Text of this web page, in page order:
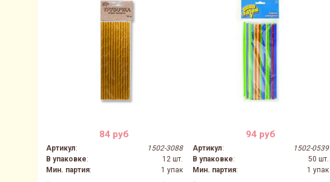
84 руб
Артикул:
1502-3088
В упаковке:
12 шт.
Мин. партия:
1 упак
94 руб
Артикул:
1502-0539
В упаковке:
50 шт.
Мин. партия:
1 упак